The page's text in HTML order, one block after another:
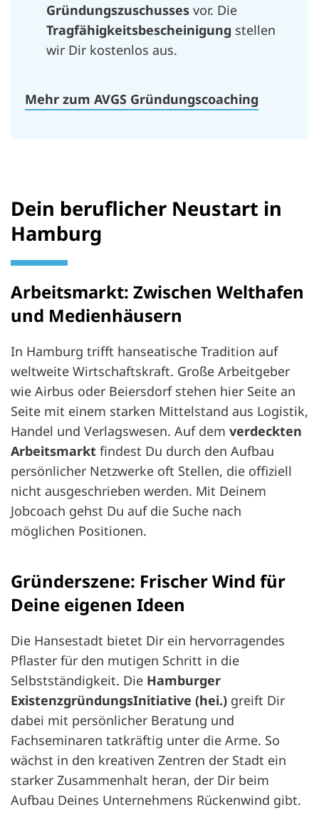
Gründungszuschusses vor. Die
Tragfähigkeitsbescheinigung stellen
wir Dir kostenlos aus.
Mehr zum AVGS Gründungscoaching
Dein beruflicher Neustart in
Hamburg
Arbeitsmarkt: Zwischen Welthafen
und Medienhäusern
In Hamburg trifft hanseatische Tradition auf
weltweite Wirtschaftskraft. Große Arbeitgeber
wie Airbus oder Beiersdorf stehen hier Seite an
Seite mit einem starken Mittelstand aus Logistik,
Handel und Verlagswesen. Auf dem verdeckten
Arbeitsmarkt findest Du durch den Aufbau
persönlicher Netzwerke oft Stellen, die offiziell
nicht ausgeschrieben werden. Mit Deinem
Jobcoach gehst Du auf die Suche nach
möglichen Positionen.
Gründerszene: Frischer Wind für
Deine eigenen Ideen
Die Hansestadt bietet Dir ein hervorragendes
Pflaster für den mutigen Schritt in die
Selbstständigkeit. Die Hamburger
ExistenzgründungsInitiative (hei.) greift Dir
dabei mit persönlicher Beratung und
Fachseminaren tatkräftig unter die Arme. So
wächst in den kreativen Zentren der Stadt ein
starker Zusammenhalt heran, der Dir beim
Aufbau Deines Unternehmens Rückenwind gibt.